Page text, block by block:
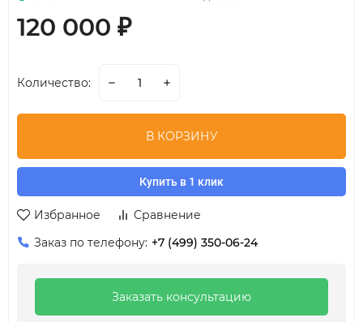
120 000 ₽
Количество:
В КОРЗИНУ
Купить в 1 клик
Избранное
Сравнение
Заказ по телефону: +7 (499) 350-06-24
Заказать консультацию